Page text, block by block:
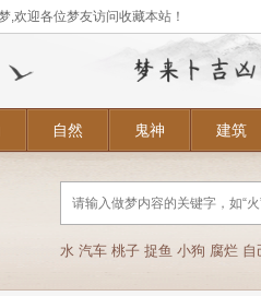
,欢迎各位梦友访问收藏本站！
自然 鬼神 建筑
水 汽车 桃子 捉鱼 小狗 腐烂 自